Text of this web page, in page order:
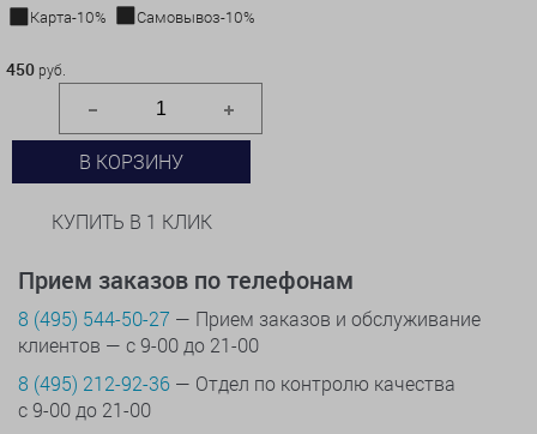
Карта-10%
Самовывоз-10%
450 руб.
В КОРЗИНУ
КУПИТЬ В 1 КЛИК
Прием заказов по телефонам
8 (495) 544-50-27 — Прием заказов и обслуживание
клиентов — с 9-00 до 21-00
8 (495) 212-92-36 — Отдел по контролю качества
с 9-00 до 21-00